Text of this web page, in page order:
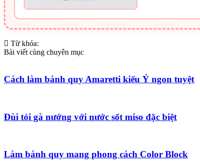
Từ khóa:
Bài viết cùng chuyên mục
Cách làm bánh quy Amaretti kiểu Ý ngon tuyệt
Đùi tỏi gà nướng với nước sốt miso đặc biệt
Làm bánh quy mang phong cách Color Block